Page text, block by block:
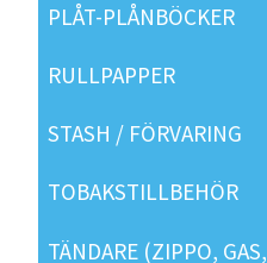
PLÅT-PLÅNBÖCKER
RULLPAPPER
STASH / FÖRVARING
TOBAKSTILLBEHÖR
TÄNDARE (ZIPPO, GAS,